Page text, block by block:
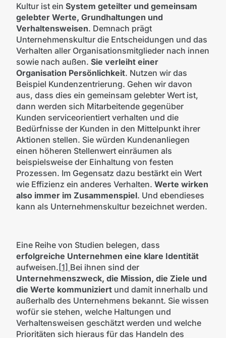
Kultur ist ein System geteilter und gemeinsam
gelebter Werte, Grundhaltungen und
Verhaltensweisen. Demnach prägt
Unternehmenskultur die Entscheidungen und das
Verhalten aller Organisationsmitglieder nach innen
sowie nach außen. Sie verleiht einer
Organisation Persönlichkeit. Nutzen wir das
Beispiel Kundenzentrierung. Gehen wir davon
aus, dass dies ein gemeinsam gelebter Wert ist,
dann werden sich Mitarbeitende gegenüber
Kunden serviceorientiert verhalten und die
Bedürfnisse der Kunden in den Mittelpunkt ihrer
Aktionen stellen. Sie würden Kundenanliegen
einen höheren Stellenwert einräumen als
beispielsweise der Einhaltung von festen
Prozessen. Im Gegensatz dazu bestärkt ein Wert
wie Effizienz ein anderes Verhalten. Werte wirken
also immer im Zusammenspiel. Und ebendieses
kann als Unternehmenskultur bezeichnet werden.
Eine Reihe von Studien belegen, dass
erfolgreiche Unternehmen eine klare Identität
aufweisen.[1] Bei ihnen sind der
Unternehmenszweck, die Mission, die Ziele und
die Werte kommuniziertund damit innerhalb und
außerhalb des Unternehmens bekannt. Sie wissen
wofür sie stehen, welche Haltungen und
Verhaltensweisen geschätzt werden und welche
Prioritäten sich hieraus für das Handeln des